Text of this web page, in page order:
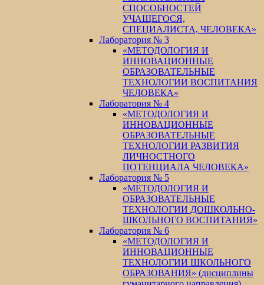
СПОСОБНОСТЕЙ
УЧАЩЕГОСЯ,
СПЕЦИАЛИСТА, ЧЕЛОВЕКА»
Лаборатория № 3
«МЕТОДОЛОГИЯ И
ИННОВАЦИОННЫЕ
ОБРАЗОВАТЕЛЬНЫЕ
ТЕХНОЛОГИИ ВОСПИТАНИЯ
ЧЕЛОВЕКА»
Лаборатория № 4
«МЕТОДОЛОГИЯ И
ИННОВАЦИОННЫЕ
ОБРАЗОВАТЕЛЬНЫЕ
ТЕХНОЛОГИИ РАЗВИТИЯ
ЛИЧНОСТНОГО
ПОТЕНЦИАЛА ЧЕЛОВЕКА»
Лаборатория № 5
«МЕТОДОЛОГИЯ И
ОБРАЗОВАТЕЛЬНЫЕ
ТЕХНОЛОГИИ ДОШКОЛЬНО-
ШКОЛЬНОГО ВОСПИТАНИЯ»
Лаборатория № 6
«МЕТОДОЛОГИЯ И
ИННОВАЦИОННЫЕ
ТЕХНОЛОГИИ ШКОЛЬНОГО
ОБРАЗОВАНИЯ» (дисциплины